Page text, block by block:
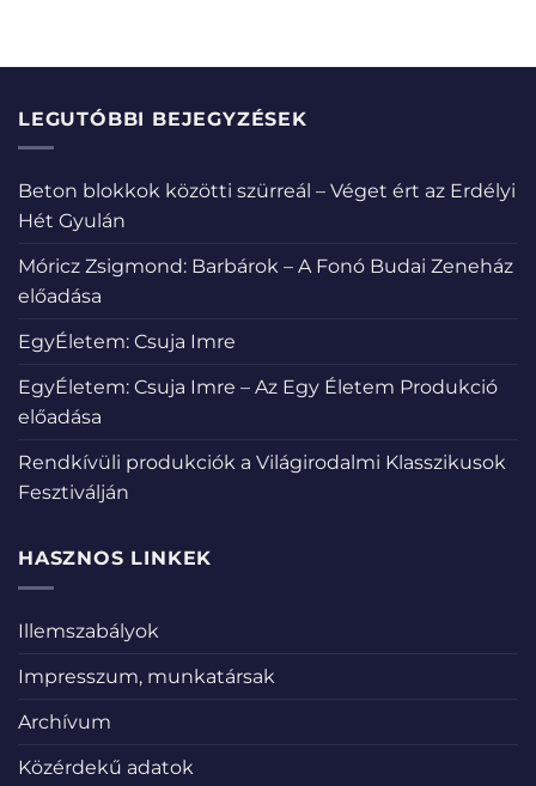
LEGUTÓBBI BEJEGYZÉSEK
Beton blokkok közötti szürreál – Véget ért az Erdélyi
Hét Gyulán
Móricz Zsigmond: Barbárok – A Fonó Budai Zeneház
előadása
EgyÉletem: Csuja Imre
EgyÉletem: Csuja Imre – Az Egy Életem Produkció
előadása
Rendkívüli produkciók a Világirodalmi Klasszikusok
Fesztiválján
HASZNOS LINKEK
Illemszabályok
Impresszum, munkatársak
Archívum
Közérdekű adatok